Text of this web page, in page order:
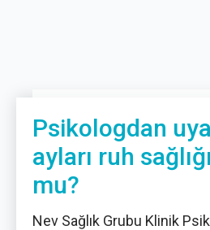
Psikologdan
ayları ruh
mu?
Nev Sağlık Grubu Klinik